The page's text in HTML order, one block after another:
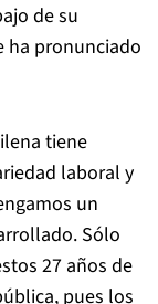
de su
ha pronunciado
tiene
laboral y
un
Sólo
27 años de
pues los